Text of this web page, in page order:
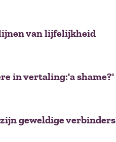
lijnen van lijfelijkheid
in vertaling:'a shame?'
geweldige